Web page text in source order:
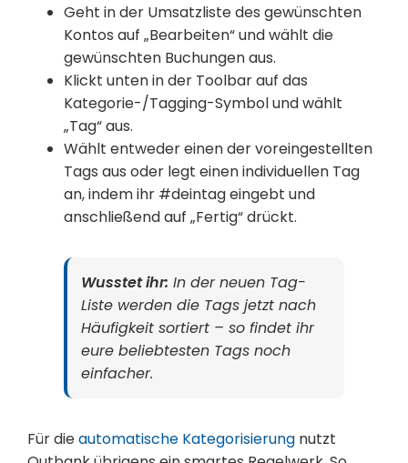
Geht in der Umsatzliste des gewünschten
Kontos auf „Bearbeiten“ und wählt die
gewünschten Buchungen aus.
Klickt unten in der Toolbar auf das
Kategorie-/Tagging-Symbol und wählt
„Tag“ aus.
Wählt entweder einen der voreingestellten
Tags aus oder legt einen individuellen Tag
an, indem ihr #deintag eingebt und
anschließend auf „Fertig“ drückt.
Wusstet ihr: In der neuen Tag-
Liste werden die Tags jetzt nach
Häufigkeit sortiert – so findet ihr
eure beliebtesten Tags noch
einfacher.
Für dieautomatische Kategorisierung nutzt